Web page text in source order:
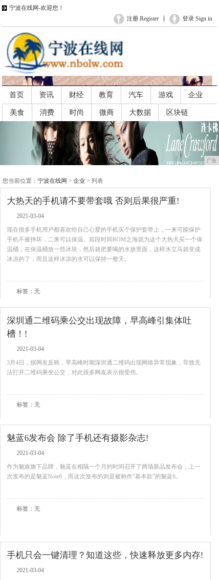
宁波在线网-欢迎您！
登录 Sign in
注册 Register
首页 资讯 财经 教育 汽车 游戏 企业
美食 消费 时尚 微商 大数据 区块链
广告
您当前位置： 宁波在线网 > 企业 > 列表
大热天的手机请不要带套哦 否则后果很严重!
2021-03-04
现在很多手机用户都喜欢给自己心爱的手机买个保护套带上，一来可能保护
手机不被摔坏，二来可以保温。前段时间ROM之海就为这个大热天买一个保
温桶，在保温桶放一些冰块，然后就把要喝的水放里面，这样水立马就变成
冰凉的了，而且这样冰凉的水可以保持一整天。
标签：无
深圳通二维码乘公交出现故障，早高峰引集体吐
槽！!
2021-03-04
3月4日，据网友反映，早高峰时期深圳通二维码出现网络异常现象，导致无
法打开二维码乘坐公交，对此很多网友表示很受伤。
标签：无
魅蓝6发布会 除了手机还有摄影杂志!
2021-03-04
作为魅族旗下品牌，魅蓝在相隔一个月的时间召开了两场新品发布会，上一
次发布的是魅蓝Note6，而这次发布的则是被称作“基本款”的魅蓝6。
标签：无
手机只会一键清理？知道这些，快速释放更多内存!
2021-03-04